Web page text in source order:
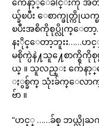
ယ္ခ်ၿပီး ေစာက္ဖုတ္ကိုယ
ၿပီးအစိကိုစုပ္လိုက္ေတာ့
နႏိုင္ေတာ့ဘူးး……ဟ
မစိုက္ပဲနဲ႔သူ႔ေစာက္စိ
ယ္ ။ သူလည္း က်ေနာ့္ေ
ႏွစ္ခ်က္ သုံးခ်က္ေလာက္ ေ
ဗ်ာ ။
“ဟင့္ ……ခ်စ္ ဘယ္လိုႀကီ